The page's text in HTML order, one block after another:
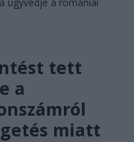
tett
a
miatt